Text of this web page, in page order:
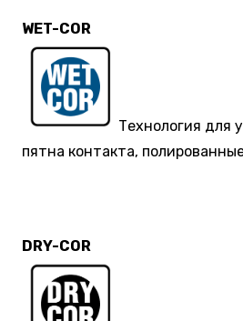
WET-COR
Технология для
пятна контакта,
DRY-COR